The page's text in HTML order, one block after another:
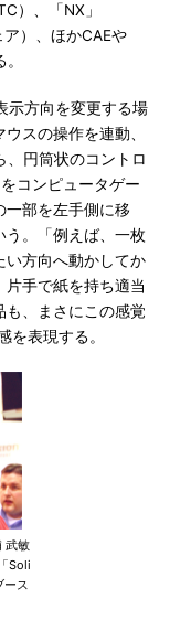
）、「NX」
ア）、ほかCAEや
示方向を変更する場
スの操作を連動、
、円筒状のコントロ
コンピュータゲー
一部を左手側に移
う。「例えば、一枚
い方向へ動かしてか
手で紙を持ち適当
も、まさにこの感覚
を表現する。
武敏
Soli
ース